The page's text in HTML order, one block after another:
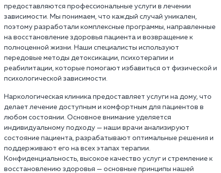
предоставляются профессиональные услуги в лечении
зависимости. Мы понимаем, что каждый случай уникален,
поэтому разработали комплексные программы, направленные
на восстановление здоровья пациента и возвращение к
полноценной жизни. Наши специалисты используют
передовые методы детоксикации, психотерапии и
реабилитации, которые помогают избавиться от физической и
психологической зависимости.
Наркологическая клиника предоставляет услуги на дому, что
делает лечение доступным и комфортным для пациентов в
любом состоянии. Основное внимание уделяется
индивидуальному подходу — наши врачи анализируют
состояние пациента, разрабатывают оптимальные решения и
поддерживают его на всех этапах терапии.
Конфиденциальность, высокое качество услуг и стремление к
восстановлению здоровья — основные принципы нашей